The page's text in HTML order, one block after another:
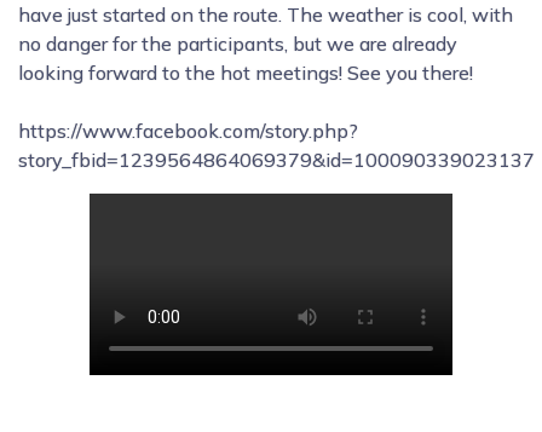
have just started on the route. The weather is cool, with
no danger for the participants, but we are already
looking forward to the hot meetings! See you there!
https://www.facebook.com/story.php?
story_fbid=1239564864069379&id=100090339023137